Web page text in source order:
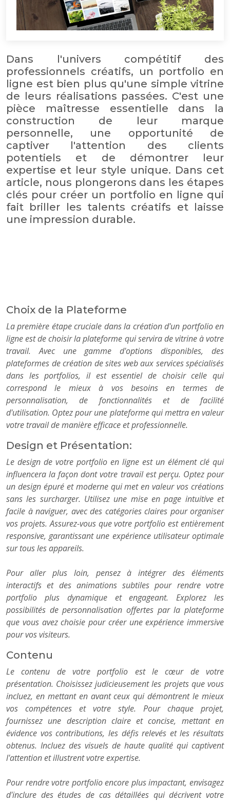
Dans l'univers compétitif des
professionnels créatifs, un portfolio en
ligne est bien plus qu'une simple vitrine
de leurs réalisations passées. C'est une
pièce maîtresse essentielle dans la
construction de leur marque
personnelle, une opportunité de
captiver l'attention des clients
potentiels et de démontrer leur
expertise et leur style unique. Dans cet
article, nous plongerons dans les étapes
clés pour créer un portfolio en ligne qui
fait briller les talents créatifs et laisse
une impression durable.
Choix de la Plateforme
La première étape cruciale dans la création d'un portfolio en
ligne est de choisir la plateforme qui servira de vitrine à votre
travail. Avec une gamme d'options disponibles, des
plateformes de création de sites web aux services spécialisés
dans les portfolios, il est essentiel de choisir celle qui
correspond le mieux à vos besoins en termes de
personnalisation, de fonctionnalités et de facilité
d'utilisation. Optez pour une plateforme qui mettra en valeur
votre travail de manière efficace et professionnelle.
Design et Présentation:
Le design de votre portfolio en ligne est un élément clé qui
influencera la façon dont votre travail est perçu. Optez pour
un design épuré et moderne qui met en valeur vos créations
sans les surcharger. Utilisez une mise en page intuitive et
facile à naviguer, avec des catégories claires pour organiser
vos projets. Assurez-vous que votre portfolio est entièrement
responsive, garantissant une expérience utilisateur optimale
sur tous les appareils.
Pour aller plus loin, pensez à intégrer des éléments
interactifs et des animations subtiles pour rendre votre
portfolio plus dynamique et engageant. Explorez les
possibilités de personnalisation offertes par la plateforme
que vous avez choisie pour créer une expérience immersive
pour vos visiteurs.
Contenu
Le contenu de votre portfolio est le cœur de votre
présentation. Choisissez judicieusement les projets que vous
incluez, en mettant en avant ceux qui démontrent le mieux
vos compétences et votre style. Pour chaque projet,
fournissez une description claire et concise, mettant en
évidence vos contributions, les défis relevés et les résultats
obtenus. Incluez des visuels de haute qualité qui captivent
l'attention et illustrent votre expertise.
Pour rendre votre portfolio encore plus impactant, envisagez
d'inclure des études de cas détaillées qui décrivent votre